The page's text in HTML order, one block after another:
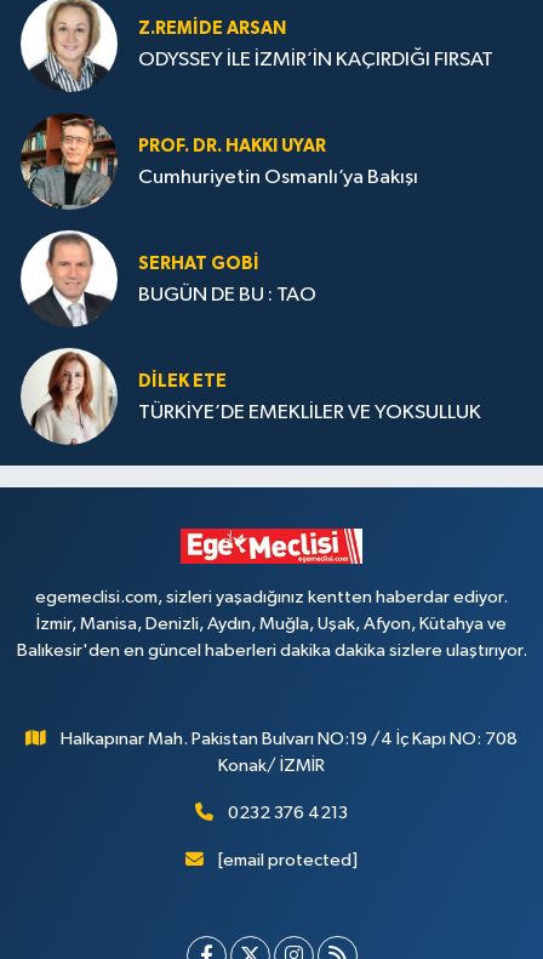
Z.REMIDE ARSAN
ODYSSEY İLE İZMİR’İN KAÇIRDIĞI FIRSAT
PROF. DR. HAKKI UYAR
Cumhuriyetin Osmanlı’ya Bakışı
SERHAT GOBİ
BUGÜN DE BU : TAO
DILEK ETE
TÜRKİYE’DE EMEKLİLER VE YOKSULLUK
egemeclisi.com, sizleri yaşadığınız kentten haberdar ediyor.
İzmir, Manisa, Denizli, Aydın, Muğla, Uşak, Afyon, Kütahya ve
Balıkesir'den en güncel haberleri dakika dakika sizlere ulaştırıyor.
Halkapınar Mah. Pakistan Bulvarı NO:19 /4 İç Kapı NO: 708
Konak/ İZMİR
0232 376 4213
[email protected]